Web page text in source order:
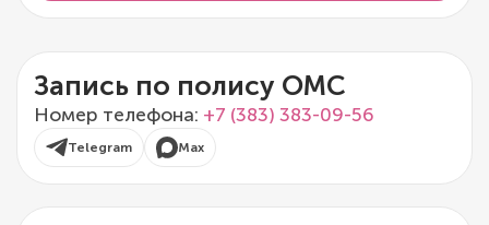
Запись по полису ОМС
Номер телефона: +7 (383) 383-09-56
Telegram Max